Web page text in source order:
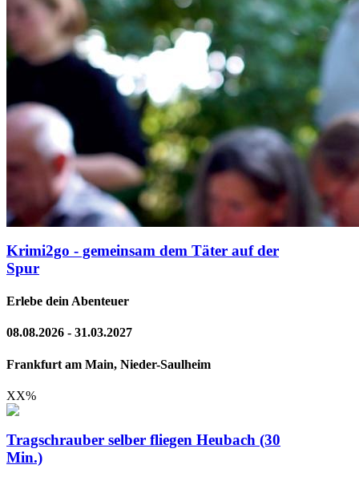
Krimi2go - gemeinsam dem Täter auf der
Spur
Erlebe dein Abenteuer
08.08.2026 - 31.03.2027
Frankfurt am Main, Nieder-Saulheim
XX%
Tragschrauber selber fliegen Heubach (30
Min.)